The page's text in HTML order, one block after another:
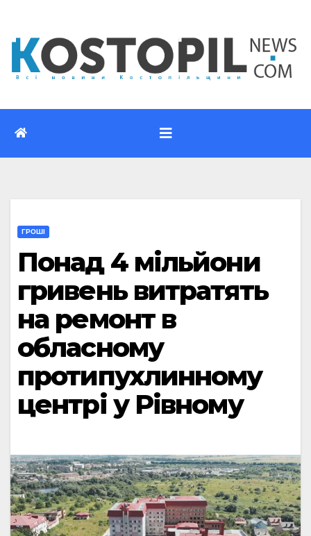
вмісту
ГРОШІ
Понад 4 мільйони
гривень витратять
на ремонт в
обласному
протипухлинному
центрі у Рівному